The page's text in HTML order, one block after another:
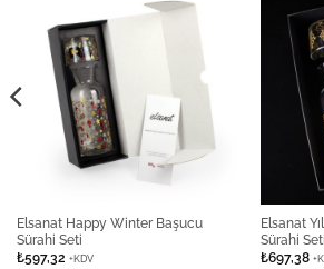
Elsanat Happy Winter Başucu
Sürahi Seti
₺597,32 +KDV
Elsanat
Sürahi Seti
₺697,38